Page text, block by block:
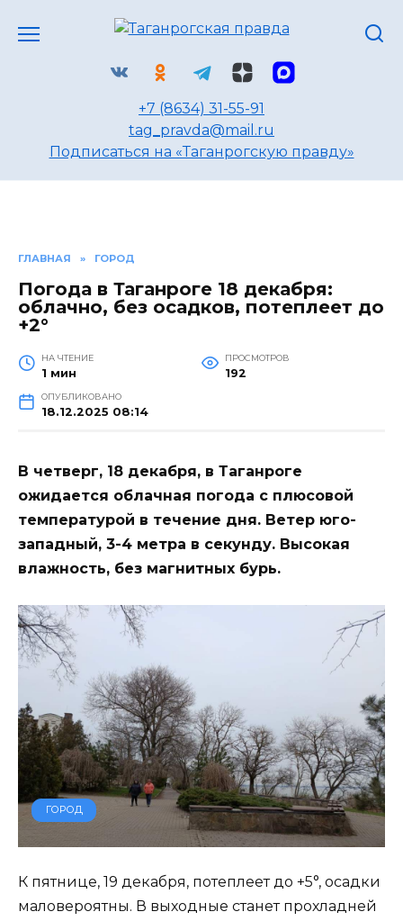
+7 (8634) 31-55-91
tag_pravda@mail.ru
Подписаться на «Таганрогскую правду»
ГЛАВНАЯ » ГОРОД
Погода в Таганроге 18 декабря:
облачно, без осадков, потеплеет до
+2°
НА ЧТЕНИЕ
1 мин
ПРОСМОТРОВ
192
ОПУБЛИКОВАНО
18.12.2025 08:14
В четверг, 18 декабря, в Таганроге
ожидается облачная погода с плюсовой
температурой в течение дня. Ветер юго-
западный, 3-4 метра в секунду. Высокая
влажность, без магнитных бурь.
ГОРОД
К пятнице, 19 декабря, потеплеет до +5°, осадки
маловероятны. В выходные станет прохладней